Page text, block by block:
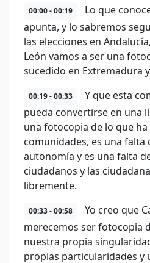
00:00 - 00:19
Lo que
apunta, y lo sabremos
las elecciones en
León vamos a ser una
sucedido en Extremadura
00:19 - 00:33
Y que esta
pueda convertirse en una
una fotocopia de lo que
comunidades, es una falta
autonomía y es una falta
ciudadanos y las
libremente.
00:33 - 00:58
Yo creo que
merecemos ser fotocopia
nuestra propia
propias particularidades y